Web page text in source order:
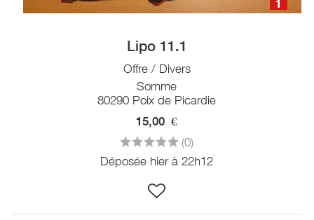
1
Lipo 11.1
Offre / Divers
Somme
80290 Poix de Picardie
15,00 €
(0)
Déposée hier à 22h12